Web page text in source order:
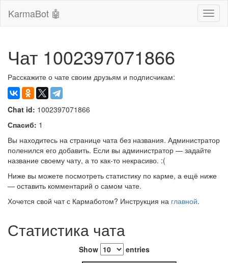
KarmaBot 🤖
Чат 1002397071866
Расскажите о чате своим друзьям и подписчикам:
Chat id: 1002397071866
Спасиб: 1
Вы находитесь на странице чата без названия. Администратор
поленился его добавить. Если вы администратор — задайте
название своему чату, а то как-то некрасиво. :(
Ниже вы можете посмотреть статистику по карме, а ещё ниже
— оставить комментарий о самом чате.
Хочется свой чат с Кармаботом? Инструкция на главной.
Статистика чата
Show
entries